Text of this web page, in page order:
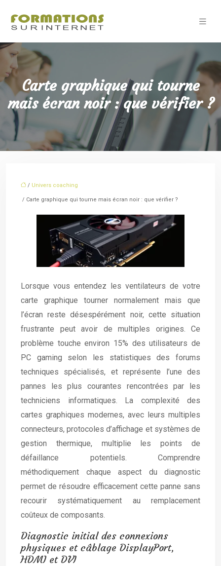
Carte graphique qui tourne
mais écran noir : que vérifier ?
/ Univers coaching
/ Carte graphique qui tourne mais écran noir : que vérifier ?
Lorsque vous entendez les ventilateurs de votre
carte graphique tourner normalement mais que
l’écran reste désespérément noir, cette situation
frustrante peut avoir de multiples origines. Ce
problème touche environ 15% des utilisateurs de
PC gaming selon les statistiques des forums
techniques spécialisés, et représente l’une des
pannes les plus courantes rencontrées par les
techniciens informatiques. La complexité des
cartes graphiques modernes, avec leurs multiples
connecteurs, protocoles d’affichage et systèmes de
gestion thermique, multiplie les points de
défaillance potentiels. Comprendre
méthodiquement chaque aspect du diagnostic
permet de résoudre efficacement cette panne sans
recourir systématiquement au remplacement
coûteux de composants.
Diagnostic initial des connexions
physiques et câblage DisplayPort,
HDMI et DVI